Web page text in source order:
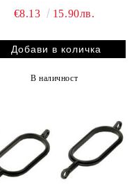
€8.13 15.90лв.
В наличност